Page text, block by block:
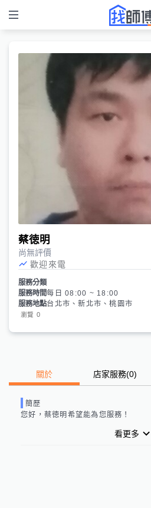
蔡徳明
尚無評價
歡迎來電
服務分類
服務時間每日 08:00 ~ 18:00
服務地點台北市、新北市、桃園市
瀏覽 0
關於 店家服務(0)
簡歷
您好， 蔡徳明 希望能為您服務！
看更多